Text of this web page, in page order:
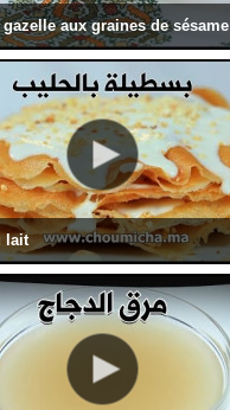
aux graines de sésame
lait